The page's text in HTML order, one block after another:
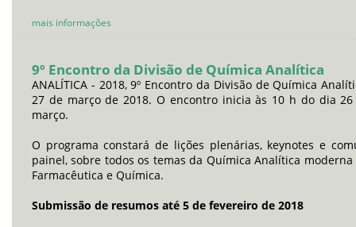
mais informações
9º Encontro da Divisão de Química Analítica
ANALÍTICA - 2018, 9º Encontro da Divisão de Química
27 de março de 2018. O encontro inicia às 10 h do dia
março.
O programa constará de lições plenárias, keynotes e
painel, sobre todos os temas da Química Analítica
Farmacêutica e Química.
Submissão de resumos até 5 de fevereiro de 2018